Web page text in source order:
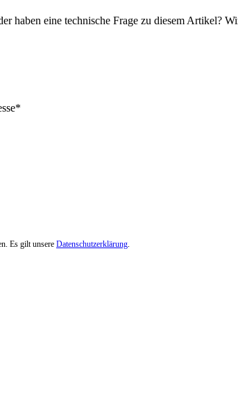
haben eine technische Frage zu diesem Artikel?
Es gilt unsere Datenschutzerklärung.